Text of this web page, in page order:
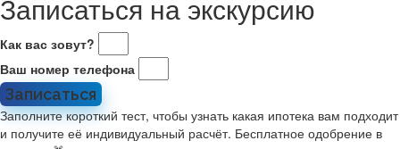
Записаться на экскурсию
Как вас зовут?
Ваш номер телефона
Записаться
Заполните короткий тест, чтобы узнать какая ипотека вам подходит
и получите её индивидуальный расчёт. Бесплатное одобрение в